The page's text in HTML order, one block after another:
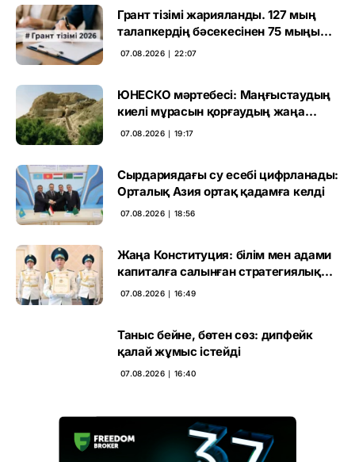
Грант тізімі жарияланды. 127 мың
талапкердің бәсекесінен 75 мыңы
өтті
07.08.2026 ∣ 22:07
ЮНЕСКО мәртебесі: Маңғыстаудың
киелі мұрасын қорғаудың жаңа
кезеңі басталды
07.08.2026 ∣ 19:17
Сырдариядағы су есебі цифрланады:
Орталық Азия ортақ қадамға келді
07.08.2026 ∣ 18:56
Жаңа Конституция: білім мен адами
капиталға салынған стратегиялық
негіз
07.08.2026 ∣ 16:49
Таныс бейне, бөтен сөз: дипфейк
қалай жұмыс істейді
07.08.2026 ∣ 16:40